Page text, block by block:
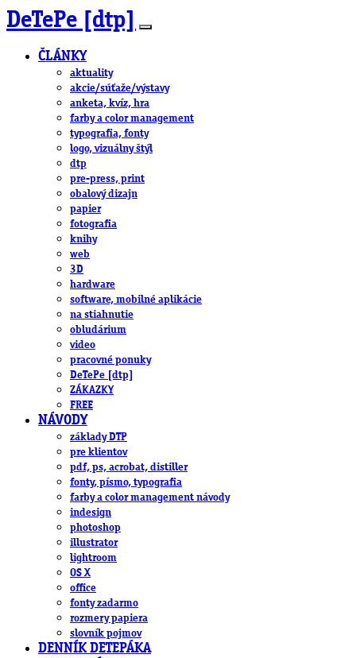
DeTePe [dtp]
ČLÁNKY
aktuality
akcie/súťaže/výstavy
anketa, kvíz, hra
farby a color management
typografia, fonty
logo, vizuálny štýl
dtp
pre-press, print
obalový dizajn
papier
fotografia
knihy
web
3D
hardware
software, mobilné aplikácie
na stiahnutie
obludárium
video
pracovné ponuky
DeTePe [dtp]
ZÁKAZKY
FREE
NÁVODY
základy DTP
pre klientov
pdf, ps, acrobat, distiller
fonty, písmo, typografia
farby a color management návody
indesign
photoshop
illustrator
lightroom
OS X
office
fonty zadarmo
rozmery papiera
slovník pojmov
DENNÍK DETEPÁKA